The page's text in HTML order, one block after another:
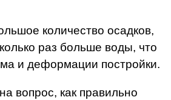
количество осадков,
раз больше воды, что
и деформации постройки.
вопрос, как правильно